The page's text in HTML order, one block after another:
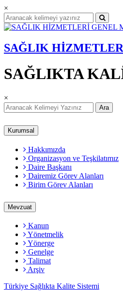
×
SAĞLIK
SAĞLIKTA
×
Ara
Kurumsal
Hakkımızda
Organizasyon ve Teşkilatımız
Daire Başkanı
Dairemiz Görev Alanları
Birim Görev Alanları
Mevzuat
Kanun
Yönetmelik
Yönerge
Genelge
Talimat
Arşiv
Türkiye Sağlıkta Kalite Sistemi